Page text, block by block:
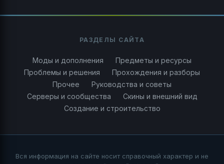
РАЗДЕЛЫ САЙТА
Моды и дополнения
Предметы и ресурсы
Проблемы и решения
Прохождения и разборы
Прочее
Руководства и советы
Серверы и сообщества
Скины и внешний вид
Создание и строительство
Вся информация на сайте носит справочный характер и не